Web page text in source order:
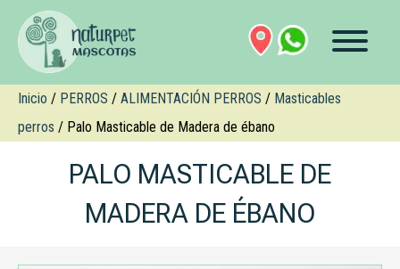
Inicio / PERROS / ALIMENTACIÓN PERROS / Masticables
perros / Palo Masticable de Madera de ébano
PALO MASTICABLE DE
MADERA DE ÉBANO